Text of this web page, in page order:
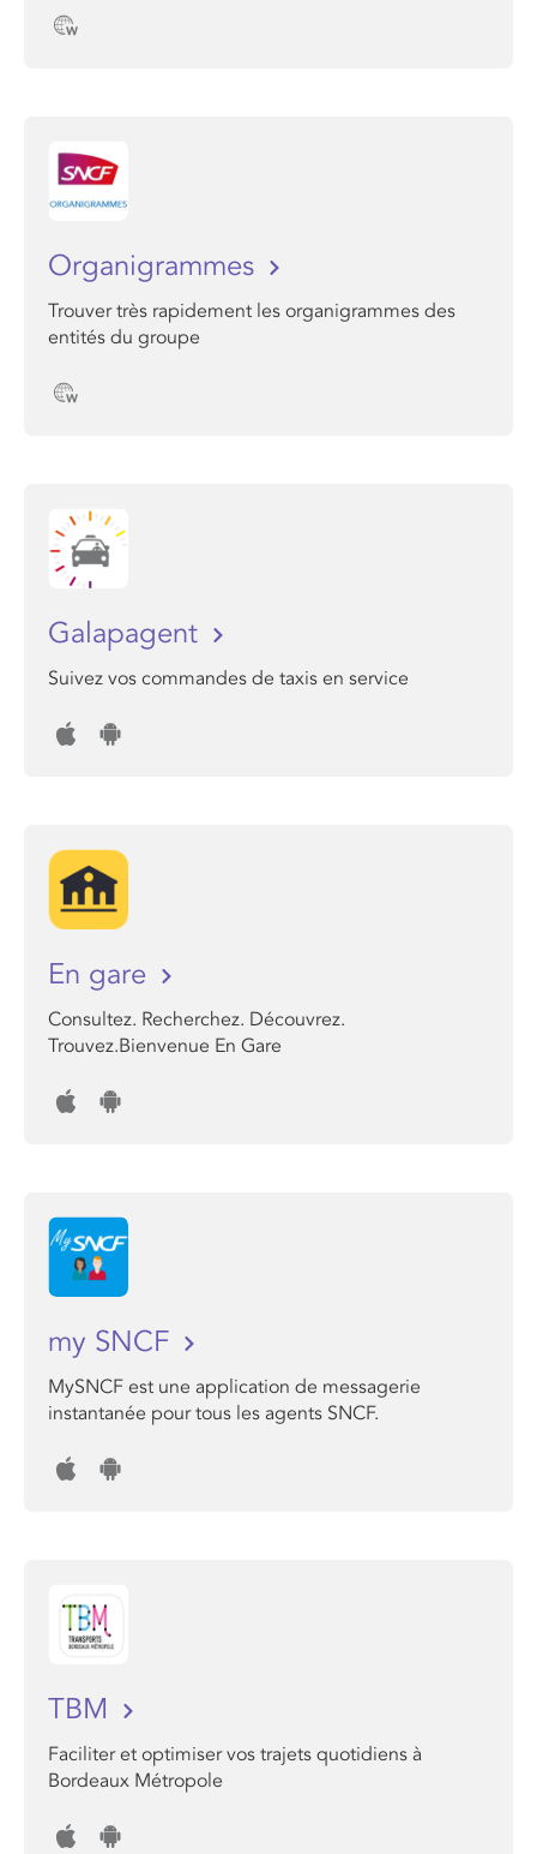
Organigrammes
Trouver très rapidement les organigrammes des
entités du groupe
Galapagent
Suivez vos commandes de taxis en service
En gare
Consultez. Recherchez. Découvrez.
Trouvez.Bienvenue En Gare
my SNCF
MySNCF est une application de messagerie
instantanée pour tous les agents SNCF.
TBM
Faciliter et optimiser vos trajets quotidiens à
Bordeaux Métropole